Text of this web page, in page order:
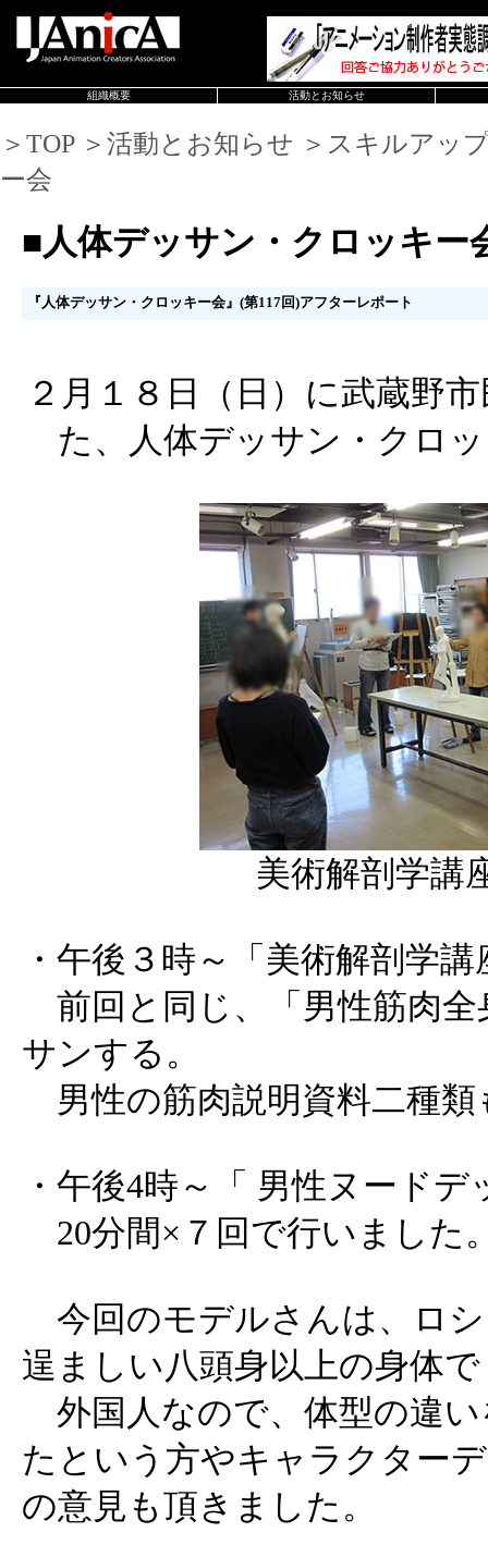
組織概要 活動とお知らせ
＞TOP ＞活動とお知らせ ＞スキルアッ
ー会
■人体デッサン・クロッキー
『人体デッサン・クロッキー会』(第117回)アフターレポート
２月１８日（日）に武蔵野
た、人体デッサン・クロ
美術解剖学講
・午後３時～「美術解剖学
前回と同じ、「男性筋肉全
サンする。
男性の筋肉説明資料二種類
・午後4時～「 男性ヌードデ
20分間×７回で行いました
今回のモデルさんは、ロ
逞ましい八頭身以上の身体
外国人なので、体型の違
たという方やキャラクター
の意見も頂きました。